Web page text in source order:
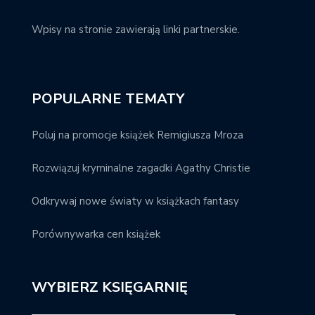
Wpisy na stronie zawierają linki partnerskie.
POPULARNE TEMATY
Poluj na promocje książek Remigiusza Mroza
Rozwiązuj kryminalne zagadki Agathy Christie
Odkrywaj nowe światy w książkach fantasy
Porównywarka cen książek
WYBIERZ KSIĘGARNIĘ